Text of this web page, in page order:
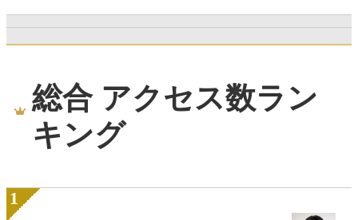
総合 アクセス数ラン
キング